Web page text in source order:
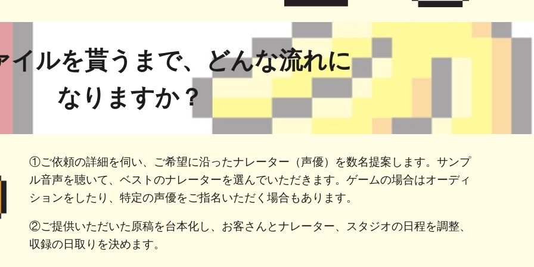
イルを貰うまで、どんな流れに
なりますか？
①ご依頼の詳細を伺い、ご希望に沿ったナレーター（声優）を数名提案します。サンプ
ル音声を聴いて、ベストのナレーターを選んでいただきます。ゲームの場合はオーディ
ションをしたり、特定の声優をご指名いただく場合もあります。
②ご提供いただいた原稿を台本化し、お客さんとナレーター、スタジオの日程を調整、
収録の日取りを決めます。